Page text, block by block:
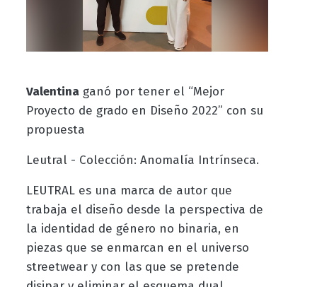
Valentinaganó por tener el “Mejor
Proyecto de grado en Diseño 2022” con su
propuesta
Leutral - Colección: Anomalía Intrínseca.
LEUTRAL es una marca de autor que
trabaja el diseño desde la perspectiva de
la identidad de género no binaria, en
piezas que se enmarcan en el universo
streetwear y con las que se pretende